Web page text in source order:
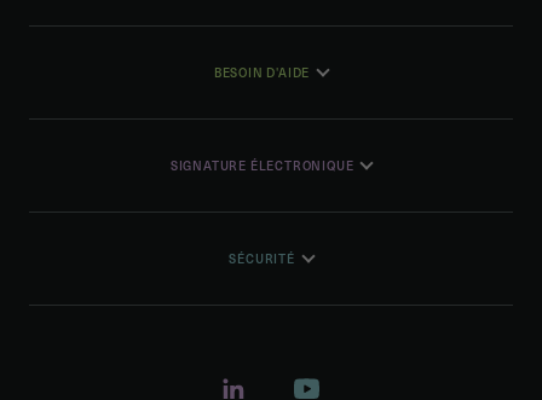
BESOIN D'AIDE
SIGNATURE ÉLECTRONIQUE
SÉCURITÉ